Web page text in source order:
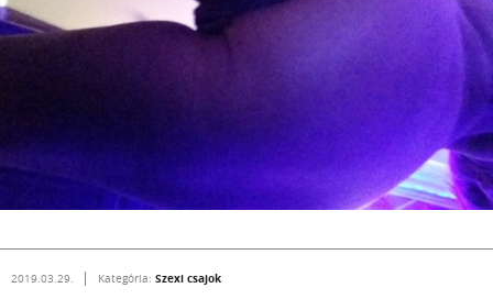
2019.03.29. Kategória: Szexi csajok